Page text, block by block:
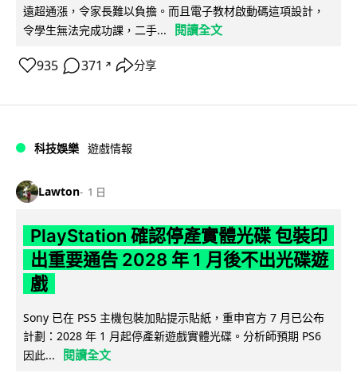
遠超通漲，令家長難以負擔。而且電子教材啟動碼這項設計，
令學生無法完成功課，二手...
閱讀全文
935 371 ↗ 分享
科技娛樂 遊戲情報
Lawton 1 日
PlayStation 確認停產實體光碟 包裝印
出重要通告 2028 年 1 月後不出光碟遊
戲
Sony 已在 PS5 主機包裝加貼提示貼紙，重申官方 7 月已公布
計劃：2028 年 1 月起停產新遊戲實體光碟。分析師預期 PS6
因此...
閱讀全文